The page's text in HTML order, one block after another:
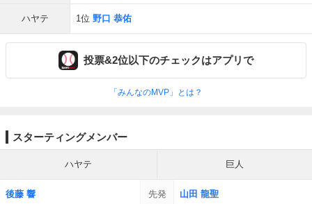
ハヤテ 1位 野口 恭佑
投票&2位以下のチェックはアプリで
「みんなのMVP」とは？
スターティングメンバー
ハヤテ 巨人
後藤 響 先発 山田 龍聖